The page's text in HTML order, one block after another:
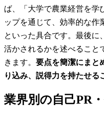
ば、「大学で農業経営を学
ップを通じて、効率的な作
といった具合です。最後に
活かされるかを述べること
きます。 要点を簡潔にまと
り込み、説得力を持たせる
業界別の自己PR